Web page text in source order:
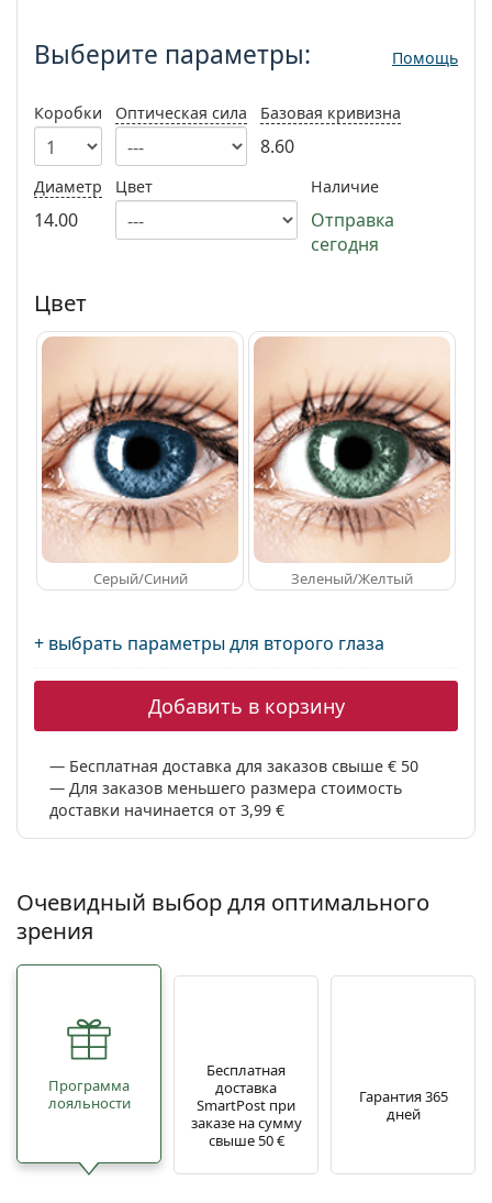
Prada
Все бренды
Выберите параметры: Помощь
Коробки Оптическая сила Базовая кривизна
8.60
Диаметр
14.00
Цвет Наличие
Отправка
сегодня
Цвет
Серый/Синий Зеленый/Желтый
+ выбрать параметры для второго глаза
Добавить в корзину
Бесплатная доставка для заказов свыше € 50
Для заказов меньшего размера стоимость
доставки начинается от 3,99 €
Очевидный выбор для оптимального
зрения
Программа
лояльности
Бесплатная
доставка
SmartPost при
заказе на сумму
свыше 50 €
Гарантия 365
дней